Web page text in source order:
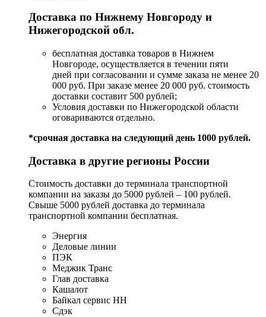
Доставка по Нижнему Новгороду и
Нижегородской обл.
бесплатная доставка товаров в Нижнем
Новгороде, осуществляется в течении пяти
дней при согласовании и сумме заказа не менее 20
000 руб. При заказе менее 20 000 руб. стоимость
доставки составит 500 рублей;
Условия доставки по Нижегородской области
оговариваются отдельно.
*срочная доставка на следующий день 1000 рублей.
Доставка в другие регионы России
Стоимость доставки до терминала транспортной
компании на заказы до 5000 рублей – 100 рублей.
Свыше 5000 рублей доставка до терминала
транспортной компании бесплатная.
Энергия
Деловые линии
ПЭК
Меджик Транс
Глав доставка
Кашалот
Байкал сервис НН
Сдэк